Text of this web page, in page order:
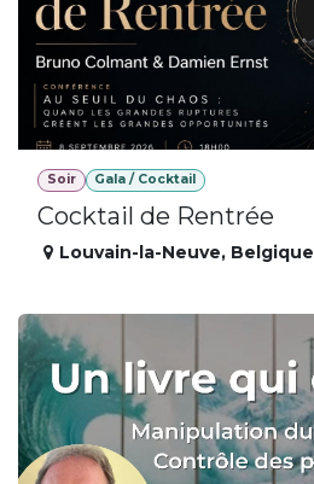
Soir Gala / Cocktail
Cocktail de Rentrée
Louvain-la-Neuve, Belgique